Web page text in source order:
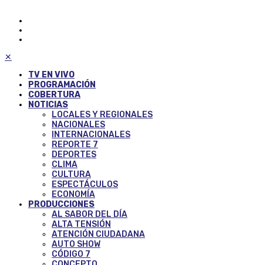
✕
TV EN VIVO
PROGRAMACIÓN
COBERTURA
NOTICIAS
LOCALES Y REGIONALES
NACIONALES
INTERNACIONALES
REPORTE 7
DEPORTES
CLIMA
CULTURA
ESPECTÁCULOS
ECONOMÍA
PRODUCCIONES
AL SABOR DEL DÍA
ALTA TENSIÓN
ATENCIÓN CIUDADANA
AUTO SHOW
CÓDIGO 7